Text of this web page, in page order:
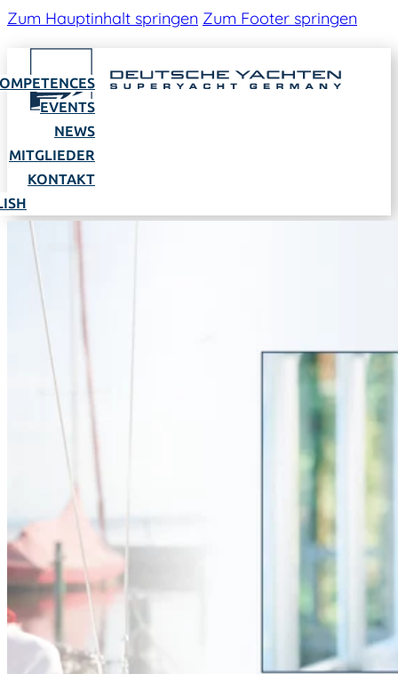
Zum Hauptinhalt springen Zum Footer springen
EVENTS
NEWS
MITGLIEDER
KONTAKT